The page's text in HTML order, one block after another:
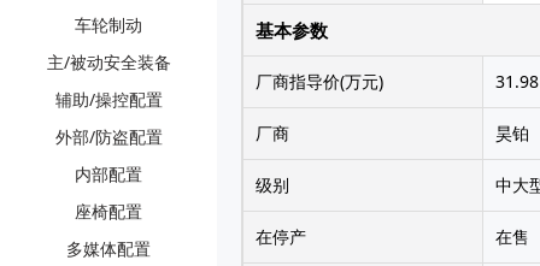
车轮制动
主/被动安全装备
辅助/操控配置
外部/防盗配置
内部配置
座椅配置
多媒体配置
基本参数
厂商指导价(万元) 31.98
厂商 昊铂
级别 中大
在停产 在售